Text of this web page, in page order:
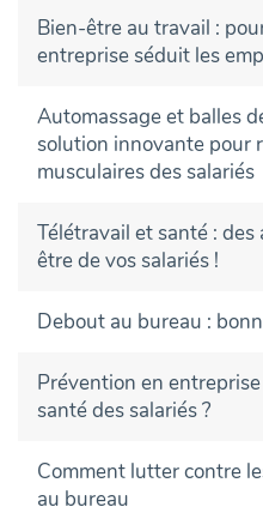
Bien-être au travail :
entreprise séduit les
Automassage et balles
solution innovante pour
musculaires des salariés
Télétravail et santé :
être de vos salariés !
Debout au bureau :
Prévention en
santé des salariés ?
Comment lutter contre
au bureau